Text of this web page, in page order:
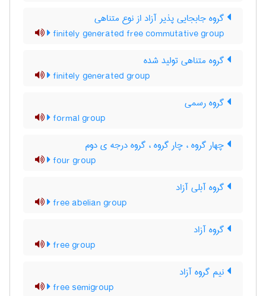
گروه جابجایی پذیر آزاد از نوع متناهی
finitely generated free commutative group
گروه متناهی تولید شده
finitely generated group
گروه رسمی
formal group
چهار گروه ، چار گروه ، گروه درجه ی دوم
four group
گروه آبلی آزاد
free abelian group
گروه آزاد
free group
نیم گروه آزاد
free semigroup